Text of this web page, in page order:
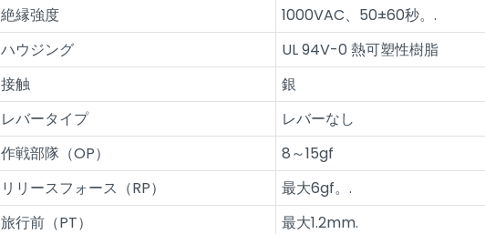
絶縁強度
1000VAC、50±60秒。.
ハウジング
UL 94V-0 熱可塑性樹脂
接触
銀
レバータイプ
レバーなし
作戦部隊（OP）
8～15gf
リリースフォース（RP）
最大6gf。.
旅行前（PT）
最大1.2mm.